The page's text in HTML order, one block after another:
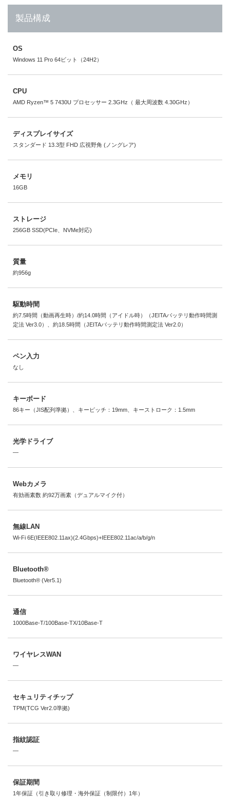
製品構成
OS
Windows 11 Pro 64ビット（24H2）
CPU
AMD Ryzen™ 5 7430U プロセッサー 2.3GHz（ 最大周波数 4.30GHz）
ディスプレイサイズ
スタンダード 13.3型 FHD 広視野角 (ノングレア)
メモリ
16GB
ストレージ
256GB SSD(PCIe、NVMe対応)
質量
約956g
駆動時間
約7.5時間（動画再生時）/約14.0時間（アイドル時）（JEITAバッテリ動作時間測
定法 Ver3.0）、約18.5時間（JEITAバッテリ動作時間測定法 Ver2.0）
ペン入力
なし
キーボード
86キー（JIS配列準拠）、キーピッチ：19mm、キーストローク：1.5mm
光学ドライブ
―
Webカメラ
有効画素数 約92万画素（デュアルマイク付）
無線LAN
Wi-Fi 6E(IEEE802.11ax)(2.4Gbps)+IEEE802.11ac/a/b/g/n
Bluetooth®
Bluetooth® (Ver5.1)
通信
1000Base-T/100Base-TX/10Base-T
ワイヤレスWAN
―
セキュリティチップ
TPM(TCG Ver2.0準拠)
指紋認証
―
保証期間
1年保証（引き取り修理・海外保証（制限付）1年）